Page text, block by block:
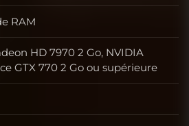
RAM
HD 7970 2 Go, NVIDIA
GTX 770 2 Go ou supérieure